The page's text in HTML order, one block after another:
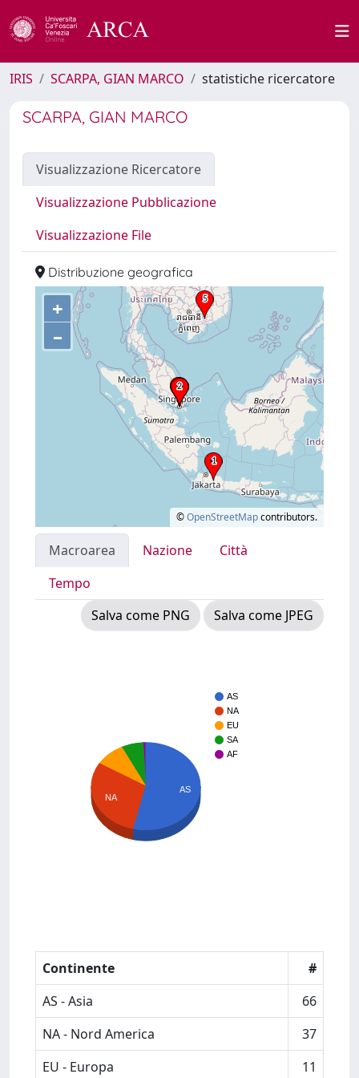
IRIS SCARPA, GIAN MARCO statistiche ricercatore
SCARPA, GIAN MARCO
Visualizzazione Ricercatore
Visualizzazione Pubblicazione
Visualizzazione File
Distribuzione geografica
+
–
©OpenStreetMapcontributors.
Macroarea Nazione
Città
Tempo
Salva come PNG
Salva come JPEG
AS
NA
EU
SA
AF
NA
AS
Continente
#
AS - Asia
66
NA - Nord America
37
EU - Europa
11